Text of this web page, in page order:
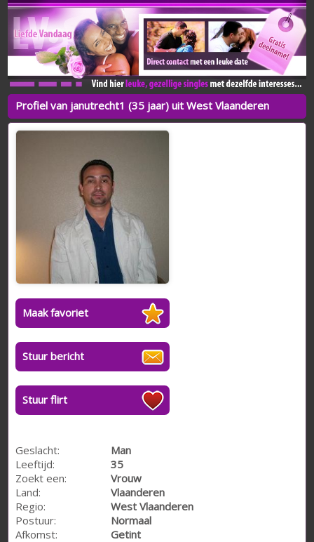
Profiel van janutrecht1 (35 jaar) uit West Vlaanderen
Maak favoriet
Stuur bericht
Stuur flirt
Geslacht:
Man
Leeftijd:
35
Zoekt een:
Vrouw
Land:
Vlaanderen
Regio:
West Vlaanderen
Postuur:
Normaal
Afkomst:
Getint